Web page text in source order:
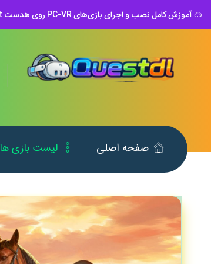
🥽 آموزش کامل نصب و اجرای بازی‌های PC-VR روی هدست Meta Quest
صفحه اصلی لیست بازی ها